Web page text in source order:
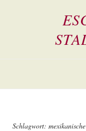
Schlagwort: mexikanische